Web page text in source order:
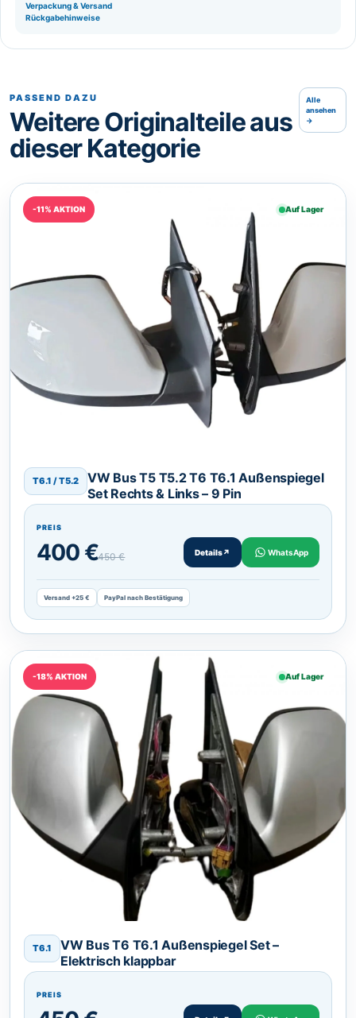
Verpackung & Versand
Rückgabehinweise
PASSEND DAZU
Weitere Originalteile aus
dieser Kategorie
Alle
ansehen
→
-11% AKTION Auf Lager
T6.1 / T5.2
VW Bus T5 T5.2 T6 T6.1 Außenspiegel
Set Rechts & Links – 9 Pin
PREIS
400 €450 € Details↗ WhatsApp
Versand +25 € PayPal nach Bestätigung
-18% AKTION Auf Lager
T6.1
VW Bus T6 T6.1 Außenspiegel Set –
Elektrisch klappbar
PREIS